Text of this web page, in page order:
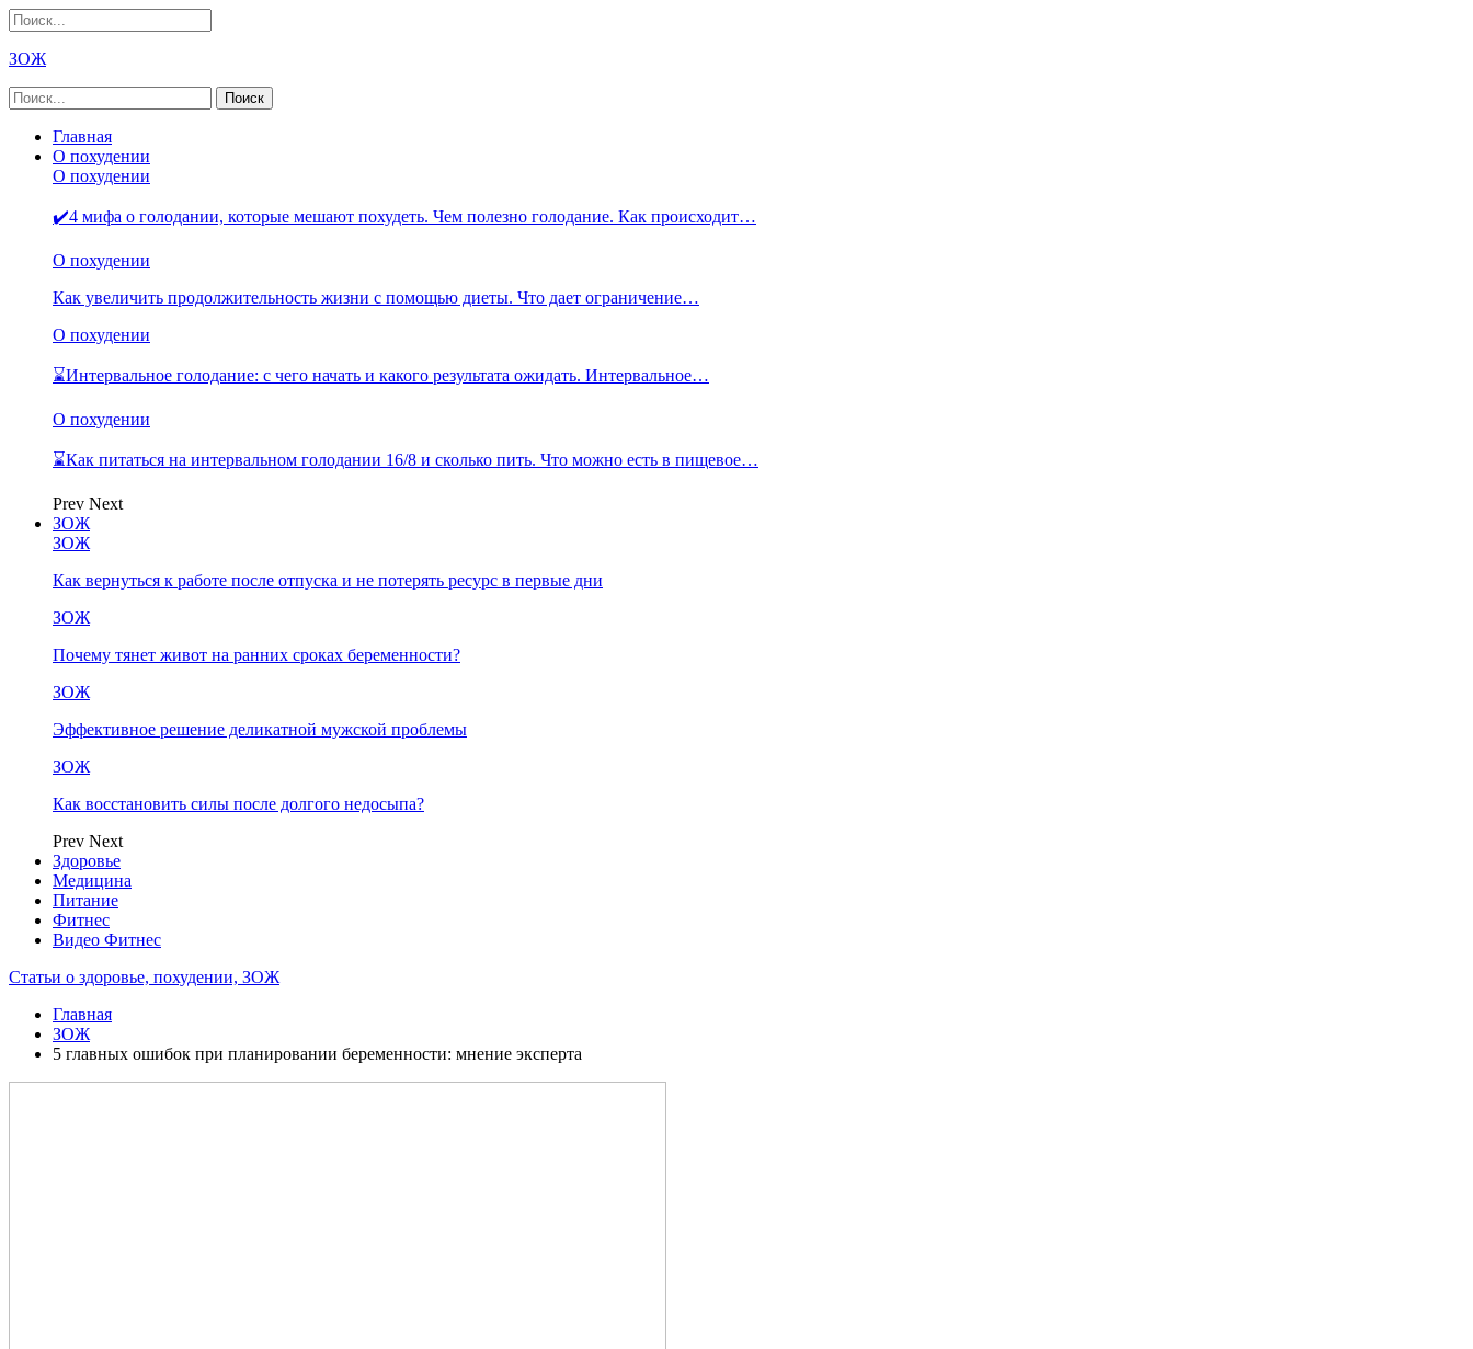
ЗОЖ
Главная
О похудении
О похудении
✔️4 мифа о голодании, которые мешают похудеть. Чем полезно голодание. Как происходит…
О похудении
Как увеличить продолжительность жизни с помощью диеты. Что дает ограничение…
О похудении
⌛Интервальное голодание: с чего начать и какого результата ожидать. Интервальное…
О похудении
⌛Как питаться на интервальном голодании 16/8 и сколько пить. Что можно есть в пищевое…
Prev Next
ЗОЖ
ЗОЖ
Как вернуться к работе после отпуска и не потерять ресурс в первые дни
ЗОЖ
Почему тянет живот на ранних сроках беременности?
ЗОЖ
Эффективное решение деликатной мужской проблемы
ЗОЖ
Как восстановить силы после долгого недосыпа?
Prev Next
Здоровье
Медицина
Питание
Фитнес
Видео Фитнес
Статьи о здоровье, похудении, ЗОЖ
Главная
ЗОЖ
5 главных ошибок при планировании беременности: мнение эксперта